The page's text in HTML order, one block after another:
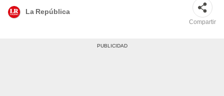
La República
Compartir